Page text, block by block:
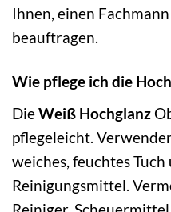
Ihnen, einen
beauftragen.
Wie pflege ich die
DieWeiß Hochglanz
pflegeleicht.
weiches, feuchtes
Reinigungsmittel.